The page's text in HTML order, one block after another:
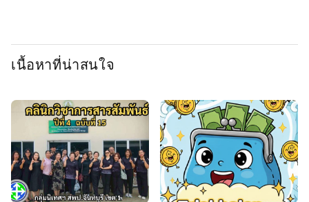
เนื้อหาที่น่าสนใจ